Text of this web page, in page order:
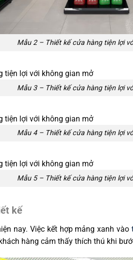
Mẫu 2 – Thiết kế cửa hàng tiện lợi
Mẫu 3 – Thiết kế cửa hàng tiện lợi
Mẫu 4 – Thiết kế cửa hàng tiện lợi
Mẫu 5 – Thiết kế cửa hàng tiện lợi
kế
nay. Việc kết hợp mảng xanh vào
hàng cảm thấy thích thú khi